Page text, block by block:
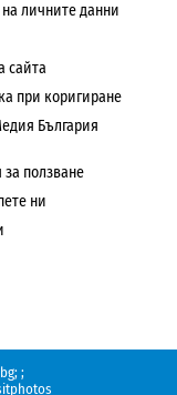
личните данни
сайта
при коригиране
България
за ползване
ни
;